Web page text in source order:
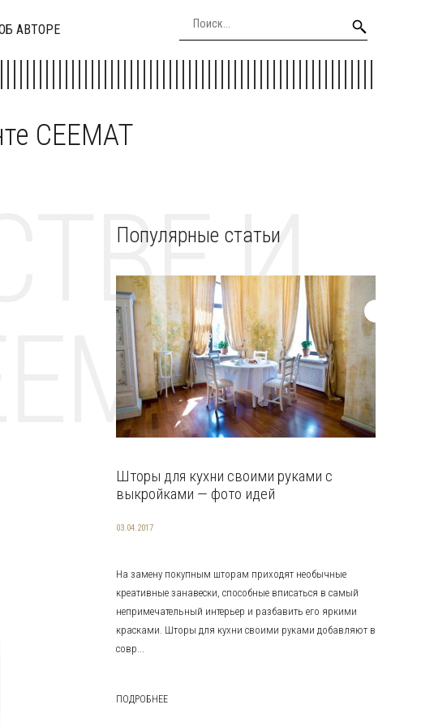
АВТОРЕ
CEEMAT
И
Популярные статьи
Шторы для кухни своими руками с
выкройками — фото идей
03.04.2017
На замену покупным шторам приходят необычные
креативные занавески, способные вписаться в самый
непримечательный интерьер и разбавить его яркими
красками. Шторы для кухни своими руками добавляют в
совр...
ПОДРОБНЕЕ